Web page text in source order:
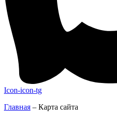
Icon-icon-tg
Главная – Карта сайта